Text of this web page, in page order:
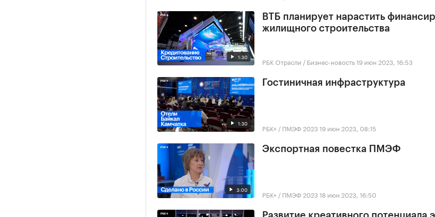
1:30
ВТБ планирует нарастить
жилищного строительства
РБК Отрасли / Бизнес-новость19 июн 2023, 16:53
1:30
Гостиничная инфраструктура
РБК+ / ПМЭФ 2023 19 июн 2023, 08:15
3:00
Экспортная повестка ПМЭФ
РБК+ / ПМЭФ 2023 18 июн 2023, 16:50